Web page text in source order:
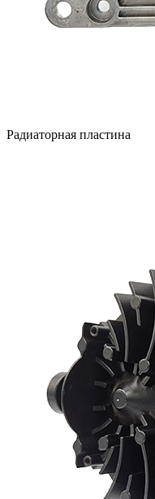
Радиаторная пластина